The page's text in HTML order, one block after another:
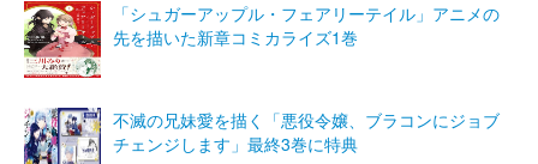
「シュガーアップル・フェアリーテイル」アニメの
先を描いた新章コミカライズ1巻
不滅の兄妹愛を描く「悪役令嬢、ブラコンにジョブ
チェンジします」最終3巻に特典